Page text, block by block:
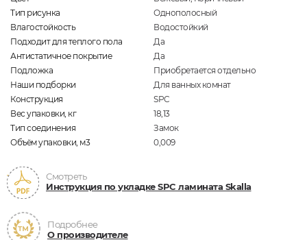
Тип рисунка
Однополосный
Влагостойкость
Водостойкий
Подходит для теплого пола
Да
Антистатичное покрытие
Да
Подложка
Приобретается отдельно
Наши подборки
Для ванных комнат
Конструкция
SPC
Вес упаковки, кг
18,13
Тип соединения
Замок
Объём упаковки, м3
0,009
Смотреть
Инструкция по укладке SPC ламината Skalla
Подробнее
О производителе